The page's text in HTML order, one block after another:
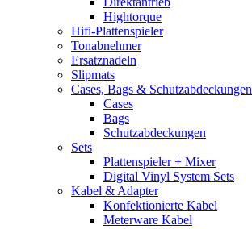
Hightorque
Hifi-Plattenspieler
Tonabnehmer
Ersatznadeln
Slipmats
Cases, Bags & Schutzabdeckungen
Cases
Bags
Schutzabdeckungen
Sets
Plattenspieler + Mixer
Digital Vinyl System Sets
Kabel & Adapter
Konfektionierte Kabel
Meterware Kabel